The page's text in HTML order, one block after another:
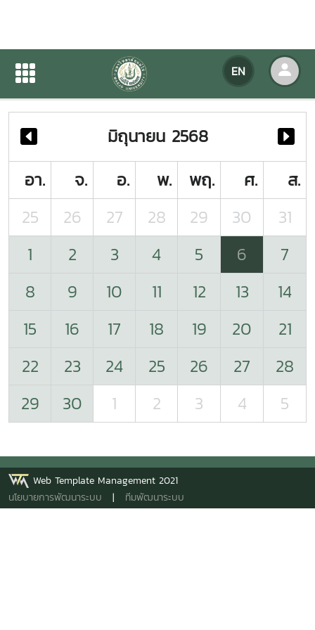
EN
Agency Calendar
Agency Calendar
มิถุนายน 2568
อา.
จ. อ. พ. พฤ. ศ.
ส.
25
26 27 28 29 30
31
1
2 3 4 5 6
7
8
9 10 11 12 13
14
15
16 17 18 19 20
21
22
23 24 25 26 27
28
29
30 1 2 3 4 5
Web Template Management 2021
นโยบายการพัฒนาระบบ | ทีมพัฒนาระบบ